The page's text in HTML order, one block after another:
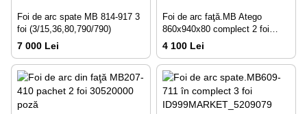
Foi de arc spate МВ 814-917 3
foi (3/15,36,80,790/790)
7 000 Lei
Foi de arc faţă.MB Atego
860x940x80 complect 2 foi
24+25 mm
4 100 Lei